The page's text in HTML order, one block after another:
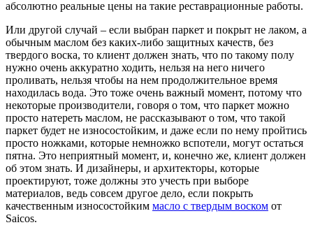
абсолютно реальные цены на такие реставрационные работы.
Или другой случай – если выбран паркет и покрыт не лаком, а
обычным маслом без каких-либо защитных качеств, без
твердого воска, то клиент должен знать, что по такому полу
нужно очень аккуратно ходить, нельзя на него ничего
проливать, нельзя чтобы на нем продолжительное время
находилась вода. Это тоже очень важный момент, потому что
некоторые производители, говоря о том, что паркет можно
просто натереть маслом, не рассказывают о том, что такой
паркет будет не износостойким, и даже если по нему пройтись
просто ножками, которые немножко вспотели, могут остаться
пятна. Это неприятный момент, и, конечно же, клиент должен
об этом знать. И дизайнеры, и архитекторы, которые
проектируют, тоже должны это учесть при выборе
материалов, ведь совсем другое дело, если покрыть
качественным износостойким масло с твердым воском от
Saicos.